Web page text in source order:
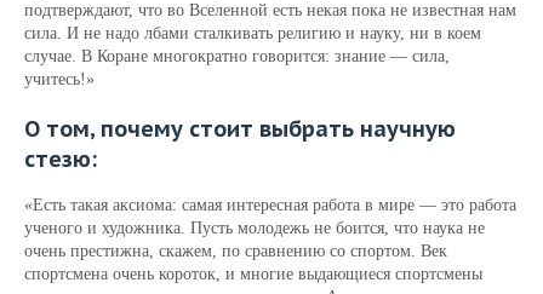
подтверждают, что во Вселенной есть некая пока не известная нам
сила. И не надо лбами сталкивать религию и науку, ни в коем
случае. В Коране многократно говорится: знание — сила,
учитесь!»
О том, почему стоит выбрать научную
стезю:
«Есть такая аксиома: самая интересная работа в мире — это работа
ученого и художника. Пусть молодежь не боится, что наука не
очень престижна, скажем, по сравнению со спортом. Век
спортсмена очень короток, и многие выдающиеся спортсмены